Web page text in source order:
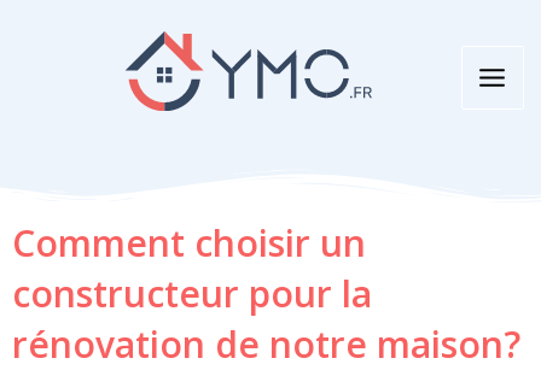
Comment choisir un
constructeur pour la
rénovation de notre maison?